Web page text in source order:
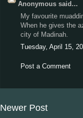
Anonymous said...
My favourite
When he gives the
city of Madinah.
Tuesday, April 15,
Post a Comment
Newer Post